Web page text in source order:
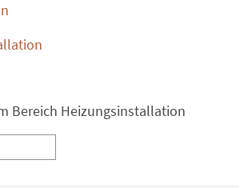
Bereich Heizungsinstallation